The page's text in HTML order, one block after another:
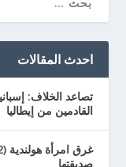
احدث المقالات
تصاعد الخلاف:
القادمين من إيطاليا
صديقتها